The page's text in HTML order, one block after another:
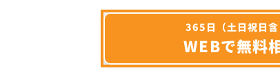
365日（土日祝日
WEBで無料